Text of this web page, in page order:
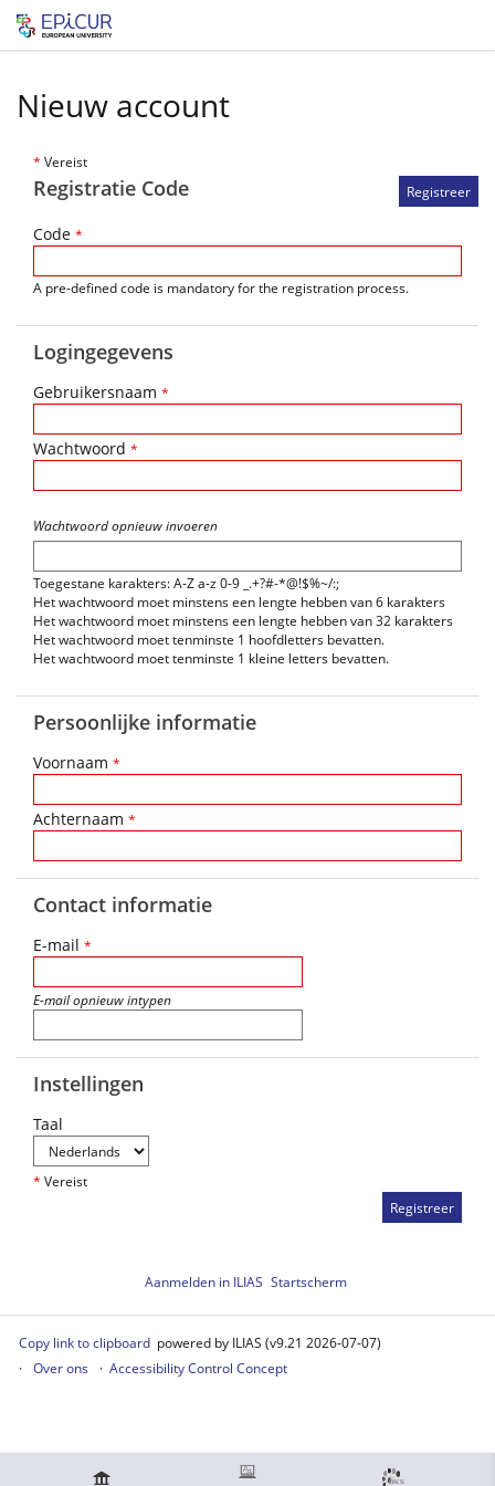
Nieuw account
* Vereist
Registratie Code
Code *
A pre-defined code is mandatory for the registration process.
Logingegevens
Gebruikersnaam *
Wachtwoord *
Wachtwoord opnieuw invoeren
Toegestane karakters: A-Z a-z 0-9 _.+?#-*@!$%~/:;
Het wachtwoord moet minstens een lengte hebben van 6 karakters
Het wachtwoord moet minstens een lengte hebben van 32 karakters
Het wachtwoord moet tenminste 1 hoofdletters bevatten.
Het wachtwoord moet tenminste 1 kleine letters bevatten.
Persoonlijke informatie
Voornaam *
Achternaam *
Contact informatie
E-mail *
E-mail opnieuw intypen
Instellingen
Taal
* Vereist
Aanmelden in ILIAS Startscherm
Copy link to clipboard powered by ILIAS (v9.21 2026-07-07)
Over ons
Accessibility Control Concept